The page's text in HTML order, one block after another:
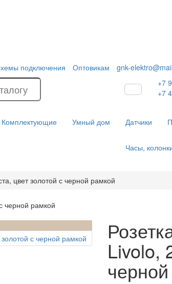
подключения Оптовикам gnk-
+7
+7
Комплектующие Умный дом Датчики
Часы,
цвет золотой с черной рамкой
черной рамкой
Livolo,